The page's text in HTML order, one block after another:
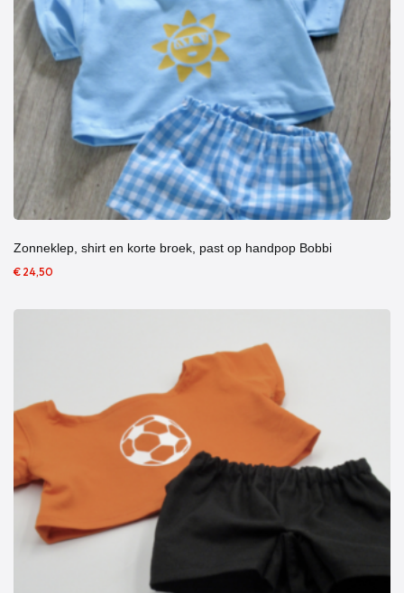
Zonneklep, shirt en korte broek, past op handpop Bobbi
€ 24,50